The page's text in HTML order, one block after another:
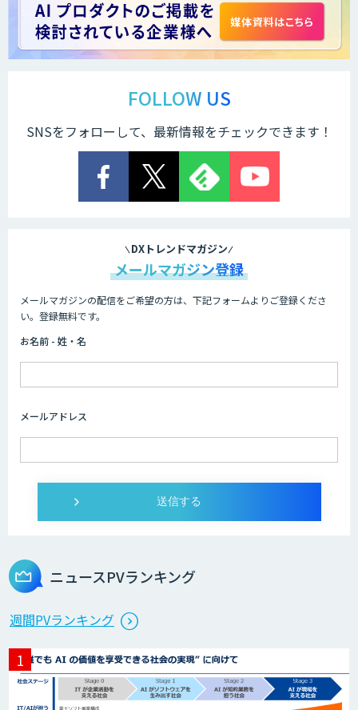
LINE WORKS PaperOn
ス」
TIGEREYE AGENT
ービス
Asteria AIoT Suite｜Gravio – 画像認識
画像解析・デジタルツイン領域のAI開発
AI開発・伴走支援・内製化支援
StellaController 2.0
検図・照査AI
FOLLOW US
SNSをフォローして、最新情報をチェックできます！
DXトレンドマガジン
メールマガジン登録
メールマガジンの配信をご希望の方は、下記フォームよりご登録くださ
い。登録無料です。
お名前 - 姓・名
メールアドレス
ニュースPVランキング
週間PVランキング